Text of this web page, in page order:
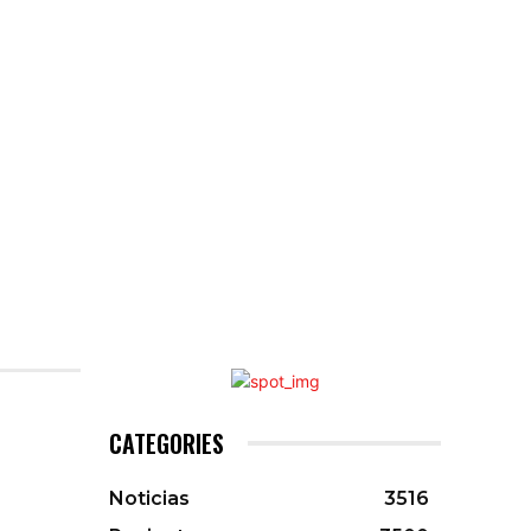
CATEGORIES
Noticias
3516